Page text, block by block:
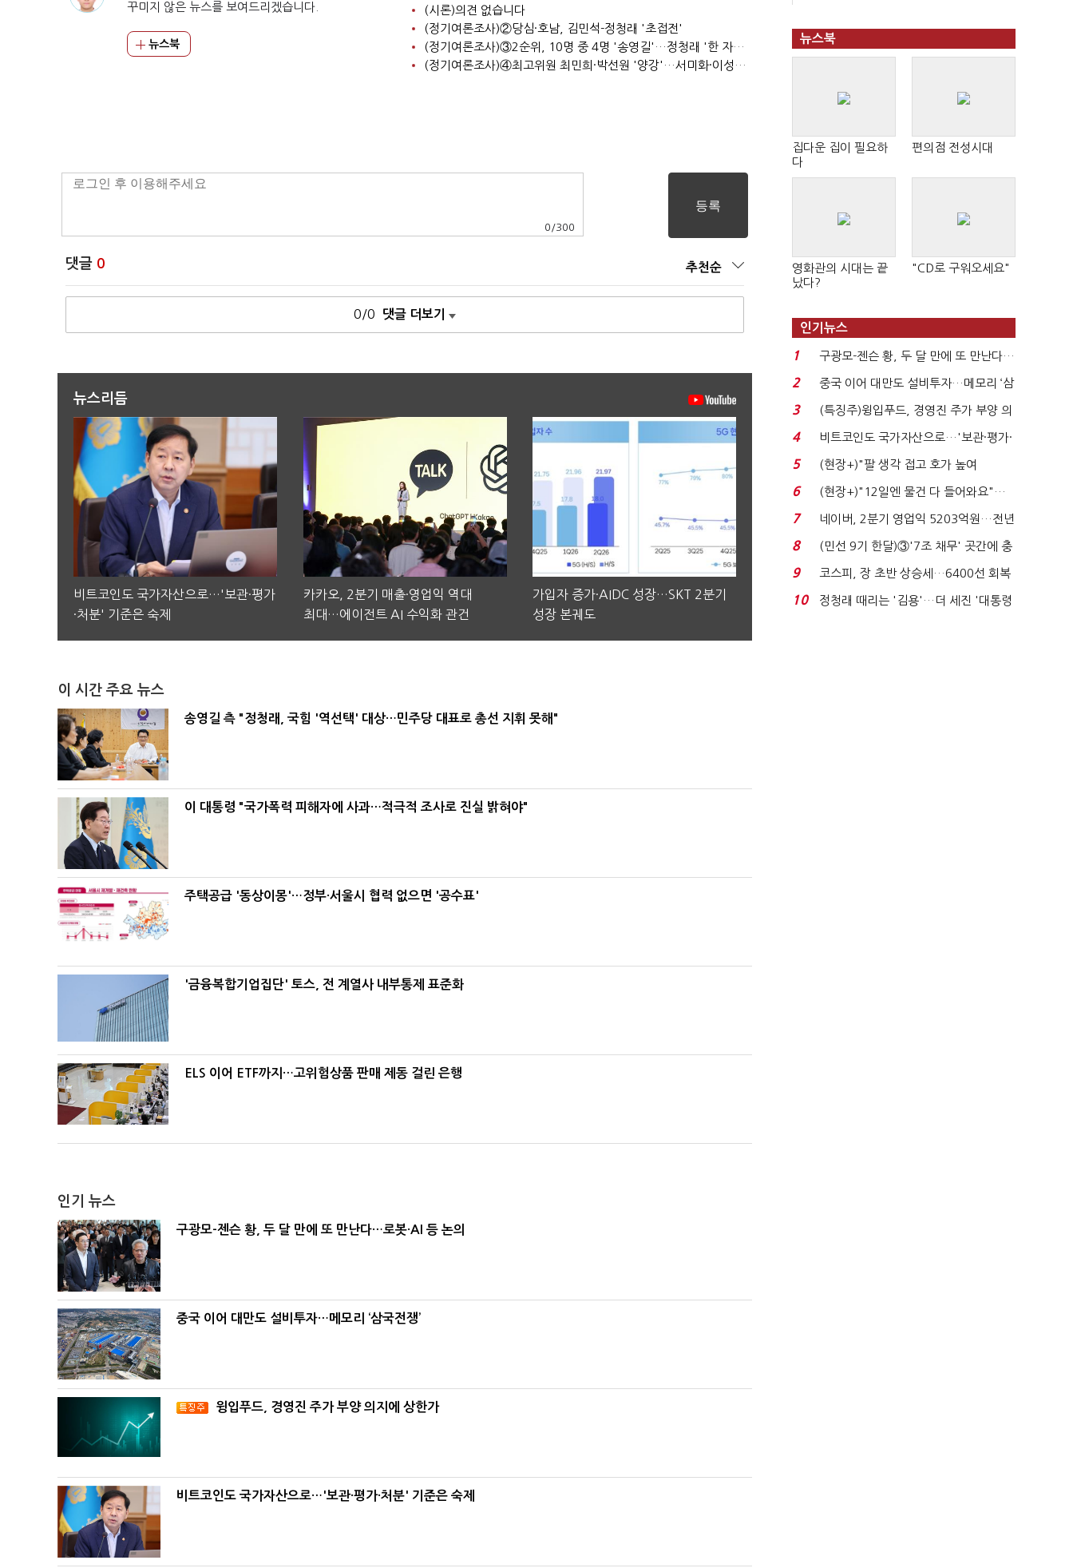
꾸미지 않은 뉴스를 보여드리겠습니다.
뉴스북
(시론)의견 없습니다
(정기여론조사)②당심·호남, 김민석-정청래 '초접전'
(정기여론조사)③2순위, 10명 중 4명 '송영길'…정청래 '한 자릿수'
(정기여론조사)④최고위원 최민희·박선원 '양강'…서미화·이성윤·임미애 뒤이어
0 /300
댓글 0 추천순
0/0 댓글 더보기
뉴스리듬
비트코인도 국가자산으로…'보관·평가
·처분' 기준은 숙제
카카오, 2분기 매출·영업익 역대
최대…에이전트 AI 수익화 관건
가입자 증가·AIDC 성장…SKT 2분기
성장 본궤도
이 시간 주요 뉴스
송영길 측 "정청래, 국힘 '역선택' 대상…민주당 대표로 총선 지휘 못해"
이 대통령 "국가폭력 피해자에 사과…적극적 조사로 진실 밝혀야"
주택공급 '동상이몽'…정부·서울시 협력 없으면 '공수표'
'금융복합기업집단' 토스, 전 계열사 내부통제 표준화
ELS 이어 ETF까지…고위험상품 판매 제동 걸린 은행
인기 뉴스
구광모-젠슨 황, 두 달 만에 또 만난다…로봇·AI 등 논의
중국 이어 대만도 설비투자…메모리 ‘삼국전쟁’
윙입푸드, 경영진 주가 부양 의지에 상한가
비트코인도 국가자산으로…'보관·평가·처분' 기준은 숙제
뉴스북
집다운 집이 필요하
다
편의점 전성시대
영화관의 시대는 끝
났다?
"CD로 구워오세요"
인기뉴스
1
구광모-젠슨 황, 두 달 만에 또 만난다…
로봇·AI 등 논...
2
중국 이어 대만도 설비투자…메모리 ‘삼
국전쟁’
3
(특징주)윙입푸드, 경영진 주가 부양 의
지에 상한가...
4
비트코인도 국가자산으로…'보관·평가·
처분' 기준은 ...
5
(현장+)"팔 생각 접고 호가 높여
요"…'덜 똘똘한 한 채' 20...
6
(현장+)"12일엔 물건 다 들어와요"…
빈 매대 채우며 문 연 ...
7
네이버, 2분기 영업익 5203억원…전년
비 0.2% 감소...
8
(민선 9기 한달)③'7조 채무' 곳간에 충
격…추미애, 20년...
9
코스피, 장 초반 상승세…6400선 회복
시도
10
정청래 때리는 '김용'…더 세진 '대통령